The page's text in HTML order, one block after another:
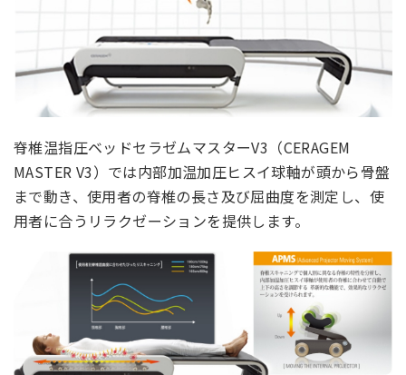
脊椎温指圧ベッドセラゼムマスターV3（CERAGEM
MASTER V3）では内部加温加圧ヒスイ球軸が頭から骨盤
まで動き、使用者の脊椎の長さ及び屈曲度を測定し、使
用者に合うリラクゼーションを提供します。